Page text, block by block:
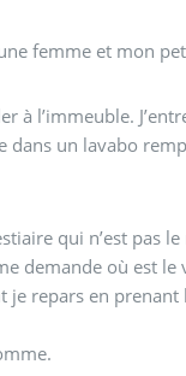
femme et mon
à l’immeuble.
dans un lavabo
qui n’est pas
demande où est le
repars en prenant